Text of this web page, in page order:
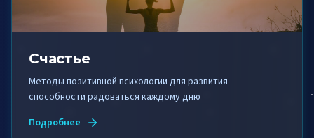
Счастье
Методы позитивной психологии для развития
способности радоваться каждому дню
Подробнее